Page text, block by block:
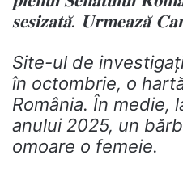
𝐬𝐞𝐬𝐢𝐳𝐚𝐭𝐚̆. 𝐔𝐫𝐦𝐞𝐚𝐳𝐚̆
Site-ul de
în octombrie, o
România. În medie,
anului 2025, un
omoare o femeie.